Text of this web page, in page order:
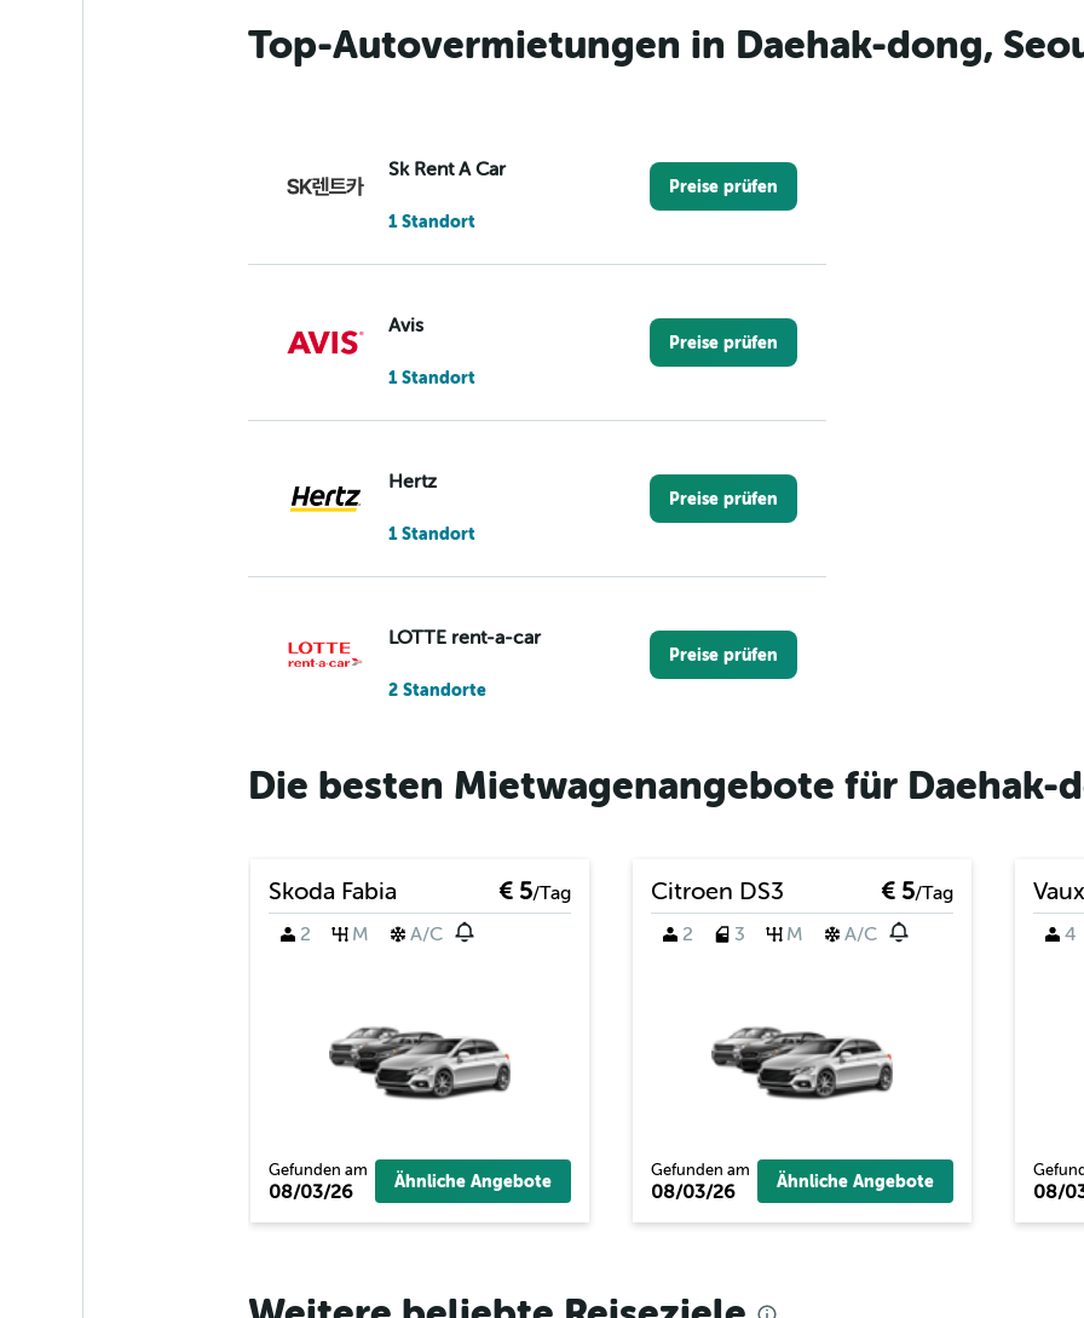
Top-Autovermietungen in Daehak-dong,
Sk Rent A Car
1 Standort
Preise prüfen
Avis
1 Standort
Preise prüfen
Hertz
1 Standort
Preise prüfen
LOTTE rent-a-car
2 Standorte
Preise prüfen
Ablus
Preise prüfen
Bilim Rent A Car
Jeep Cl Moters Rent A
1 Standort
Preise prüfen
Die besten Mietwagenangebote für Daehak-
Skoda Fabia € 5/Tag
2
M A/C
Gefunden am
08/03/26 Ähnliche Angebote
Citroen DS3 € 5/Tag
2
3 M A/C
Gefunden am
08/03/26 Ähnliche Angebote
4
08/